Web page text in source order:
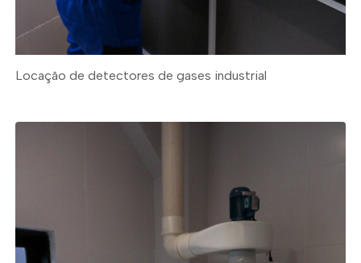
Locação de detectores de gases industrial